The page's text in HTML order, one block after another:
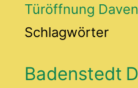
Türöffnung
Schlagwörter
Badenstedt